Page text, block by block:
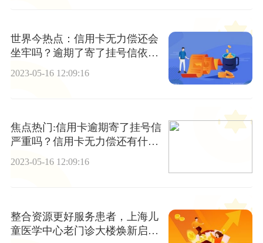
世界今热点：信用卡无力偿还会
坐牢吗？逾期了寄了挂号信依然
不还会如何？
2023-05-16 12:09:16
焦点热门:信用卡逾期寄了挂号信
严重吗？信用卡无力偿还有什么
后果？
2023-05-16 12:09:16
整合资源更好服务患者，上海儿
童医学中心老门诊大楼焕新启用